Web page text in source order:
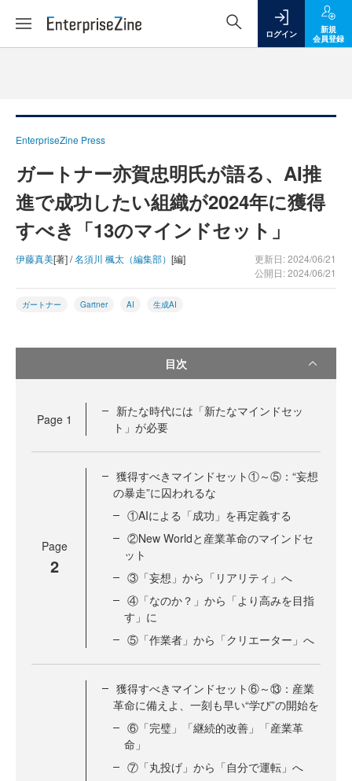
ログイン
新規
会員登録
EnterpriseZine Press
ガートナー亦賀忠明氏が語る、AI推
進で成功したい組織が2024年に獲得
すべき「13のマインドセット」
伊藤真美[著] /名須川 楓太（編集部） [編]
更新日: 2024/06/21
公開日: 2024/06/21
ガートナー Gartner AI 生成AI
目次
Page 1
新たな時代には「新たなマインドセッ
ト」が必要
Page
2
獲得すべきマインドセット①～⑤：“妄想
の暴走”に囚われるな
①AIによる「成功」を再定義する
②New Worldと産業革命のマインドセ
ット
③「妄想」から「リアリティ」へ
④「なのか？」から「より高みを目指
す」に
⑤「作業者」から「クリエーター」へ
獲得すべきマインドセット⑥～⑬：産業
革命に備えよ、一刻も早い“学び”の開始を
⑥「完璧」「継続的改善」「産業革
命」
⑦「丸投げ」から「自分で運転」へ